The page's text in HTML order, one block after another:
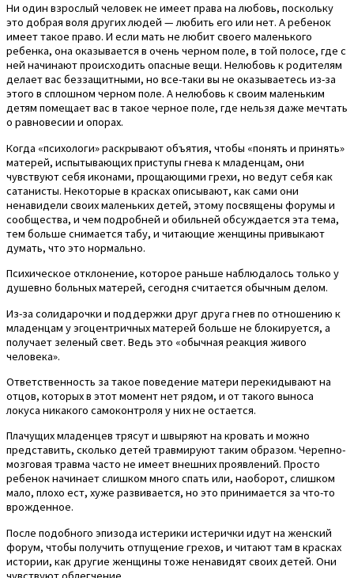
Ни один взрослый человек не имеет права на любовь, поскольку
это добрая воля других людей — любить его или нет. А ребенок
имеет такое право. И если мать не любит своего маленького
ребенка, она оказывается в очень черном поле, в той полосе, где с
ней начинают происходить опасные вещи. Нелюбовь к родителям
делает вас беззащитными, но все-таки вы не оказываетесь из-за
этого в сплошном черном поле. А нелюбовь к своим маленьким
детям помещает вас в такое черное поле, где нельзя даже мечтать
о равновесии и опорах.
Когда «психологи» раскрывают объятия, чтобы «понять и принять»
матерей, испытывающих приступы гнева к младенцам, они
чувствуют себя иконами, прощающими грехи, но ведут себя как
сатанисты. Некоторые в красках описывают, как сами они
ненавидели своих маленьких детей, этому посвящены форумы и
сообщества, и чем подробней и обильней обсуждается эта тема,
тем больше снимается табу, и читающие женщины привыкают
думать, что это нормально.
Психическое отклонение, которое раньше наблюдалось только у
душевно больных матерей, сегодня считается обычным делом.
Из-за солидарочки и поддержки друг друга гнев по отношению к
младенцам у эгоцентричных матерей больше не блокируется, а
получает зеленый свет. Ведь это «обычная реакция живого
человека».
Ответственность за такое поведение матери перекидывают на
отцов, которых в этот момент нет рядом, и от такого выноса
локуса никакого самоконтроля у них не остается.
Плачущих младенцев трясут и швыряют на кровать и можно
представить, сколько детей травмируют таким образом. Черепно-
мозговая травма часто не имеет внешних проявлений. Просто
ребенок начинает слишком много спать или, наоборот, слишком
мало, плохо ест, хуже развивается, но это принимается за что-то
врожденное.
После подобного эпизода истерики истерички идут на женский
форум, чтобы получить отпущение грехов, и читают там в красках
истории, как другие женщины тоже ненавидят своих детей. Они